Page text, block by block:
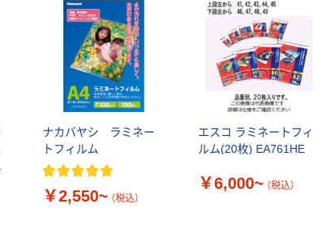
ナカバヤシ ラミネー
トフィルム
￥2,550~ （税込）
エスコ ラミネートフィ
ルム(20枚) EA761HE
￥6,000~ （税込）